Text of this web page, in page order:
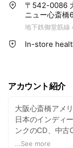
〒542-0086
ニュー心斎橋
地下鉄御堂筋線
In-store
アカウント紹介
大阪心斎橋アメ
日本のインディ
ンクのCD、中
～ELECTRIC
...See more